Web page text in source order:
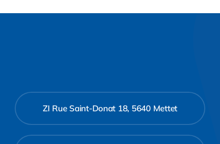
ZI Rue Saint-Donat 18, 5640 Mettet